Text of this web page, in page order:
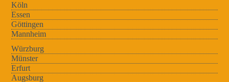
Köln
Essen
Göttingen
Mannheim
Würzburg
Münster
Erfurt
Augsburg